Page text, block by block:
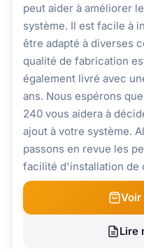
peut aider à améliorer
système. Il est facile à
être adapté à diverses
qualité de fabrication
également livré avec
ans. Nous espérons
240 vous aidera à
ajout à votre système.
passons en revue les
facilité d'installation de
Voir
Lire